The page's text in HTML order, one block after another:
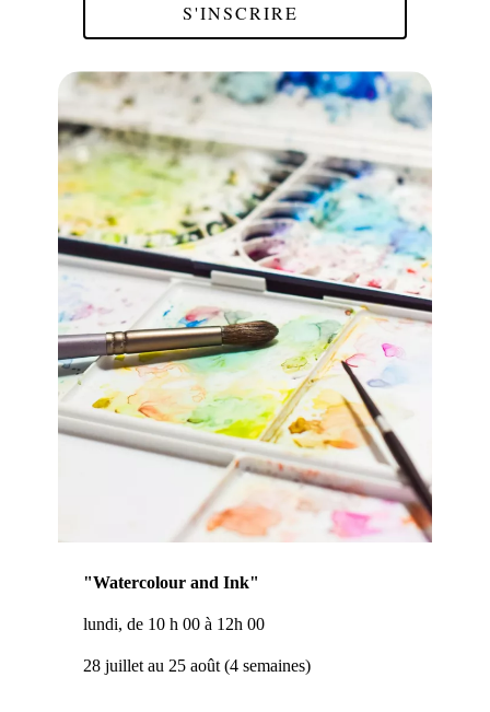
S'INSCRIRE
"Watercolour and Ink"
lundi, de 10 h 00 à 12h 00
28 juillet au 25 août (4 semaines)